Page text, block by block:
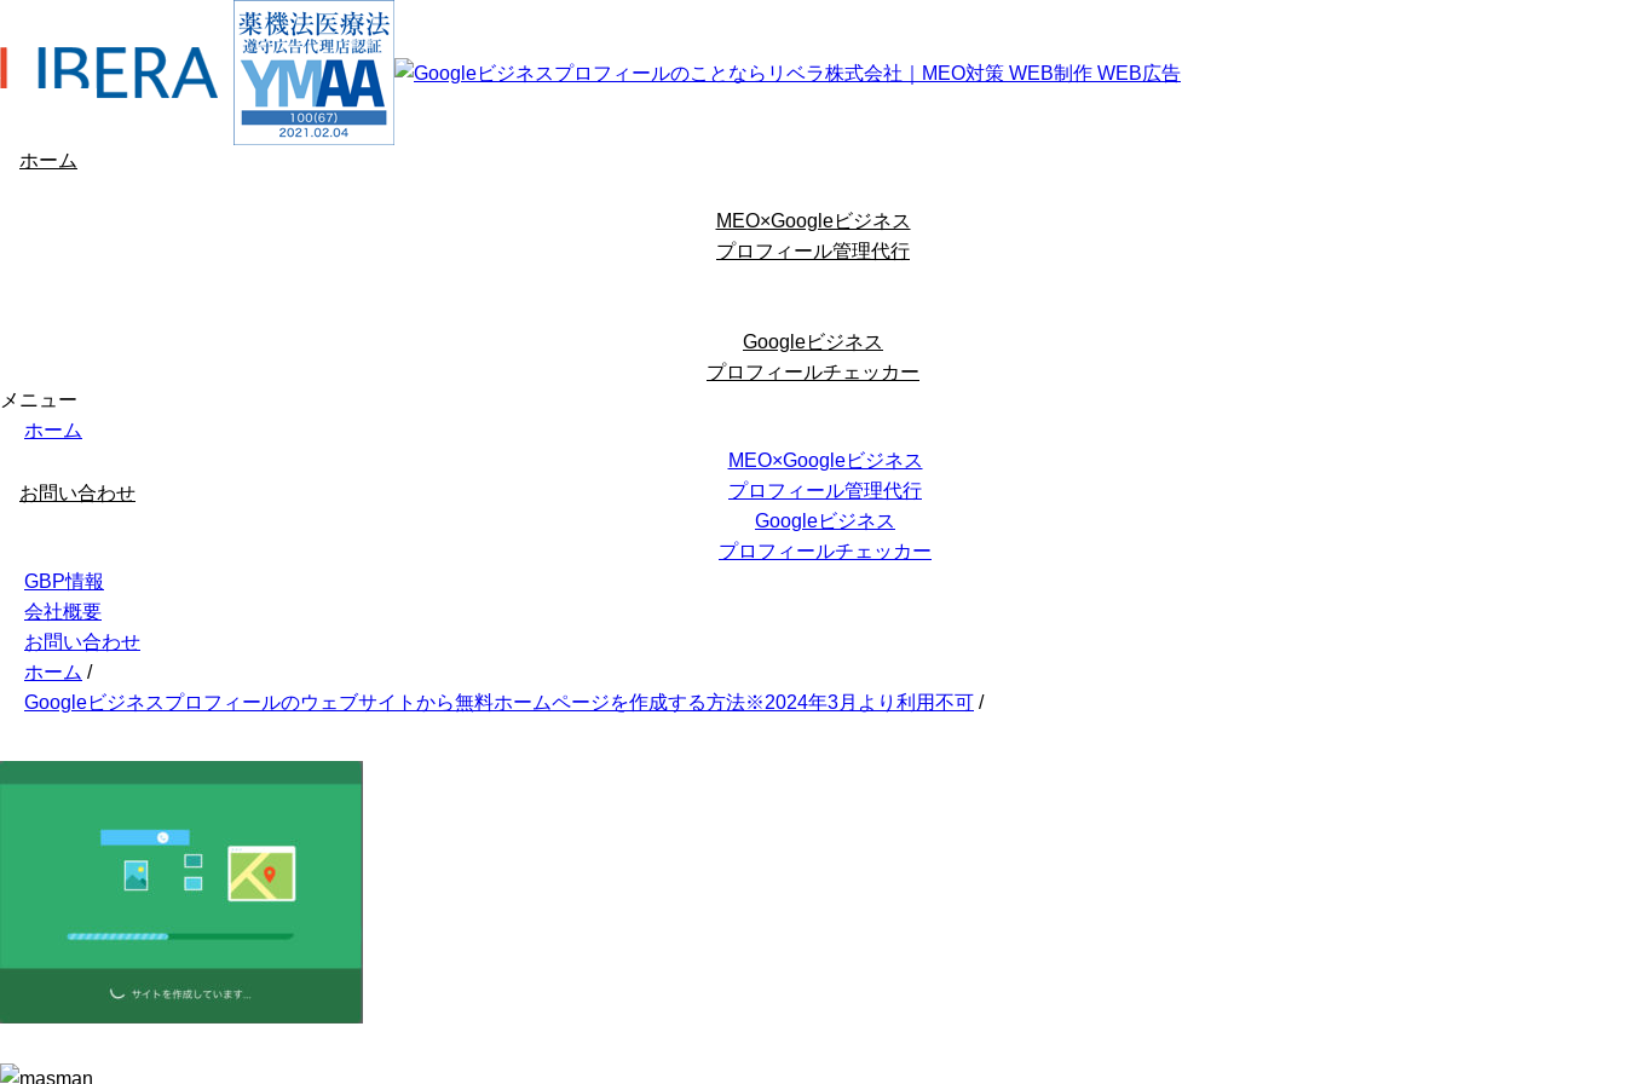
ホーム
MEO×Googleビジネス
プロフィール管理代行
Googleビジネス
プロフィールチェッカー
GBP情報
お問い合わせ
メニュー
ホーム
MEO×Googleビジネス
プロフィール管理代行
Googleビジネス
プロフィールチェッカー
GBP情報
会社概要
お問い合わせ
ホーム /
Googleビジネスプロフィールのウェブサイトから無料ホームページを作成する方法※2024年3月より利用不可 /